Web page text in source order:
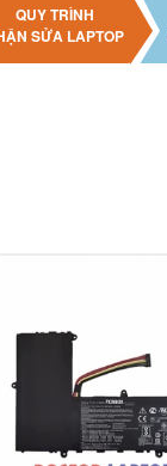
QUY TRÌNH
SỬA LAPTOP